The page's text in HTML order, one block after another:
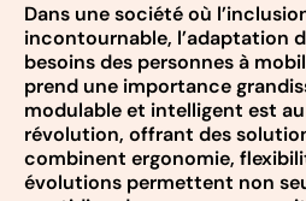
Dans une société où
incontournable, l’adaptation
besoins des personnes à
prend une importance
modulable et intelligent est
révolution, offrant des
combinent ergonomie,
évolutions permettent non